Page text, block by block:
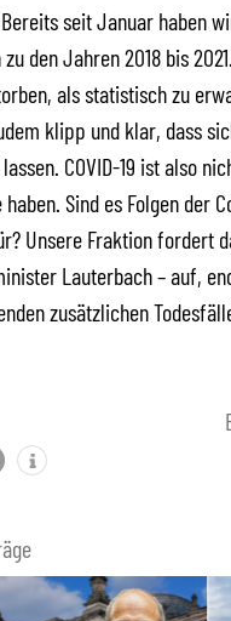
seit Januar haben
den Jahren 2018 bis
als statistisch zu
klipp und klar, dass
COVID-19 ist also
Sind es Folgen der
Unsere Fraktion fordert
Lauterbach – auf,
zusätzlichen